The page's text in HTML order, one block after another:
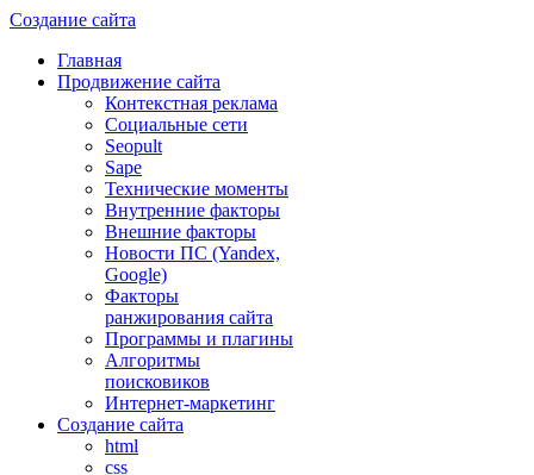
Создание сайта
Главная
Продвижение сайта
Контекстная реклама
Социальные сети
Seopult
Sape
Технические моменты
Внутренние факторы
Внешние факторы
Новости ПС (Yandex,
Google)
Факторы
ранжирования сайта
Программы и плагины
Алгоритмы
поисковиков
Интернет-маркетинг
Создание сайта
html
css